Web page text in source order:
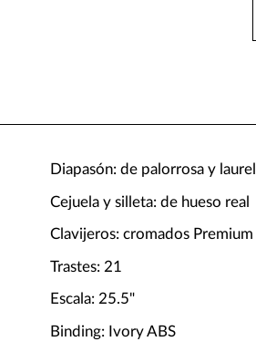
Diapasón: de palorrosa y
Cejuela y silleta: de hueso real
Clavijeros: cromados
Trastes: 21
Escala: 25.5"
Binding: Ivory ABS